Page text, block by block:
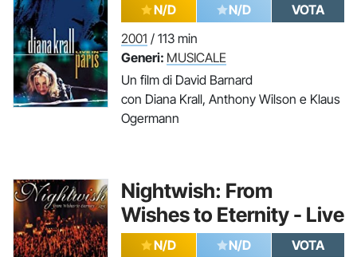
N/D N/D
VOTA
2001 / 113 min
Generi: MUSICALE
Un film di David Barnard
con Diana Krall, Anthony Wilson e Klaus
Ogermann
Nightwish: From
Wishes to Eternity - Live
N/D N/D
VOTA